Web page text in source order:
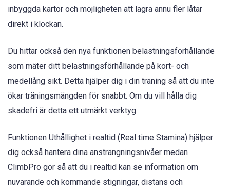
inbyggda kartor och möjligheten att lagra ännu fler låtar
direkt i klockan.
Du hittar också den nya funktionen belastningsförhållande
som mäter ditt belastningsförhållande på kort- och
medellång sikt. Detta hjälper dig i din träning så att du inte
ökar träningsmängden för snabbt. Om du vill hålla dig
skadefri är detta ett utmärkt verktyg.
Funktionen Uthållighet i realtid (Real time Stamina) hjälper
dig också hantera dina ansträngningsnivåer medan
ClimbPro gör så att du i realtid kan se information om
nuvarande och kommande stigningar, distans och